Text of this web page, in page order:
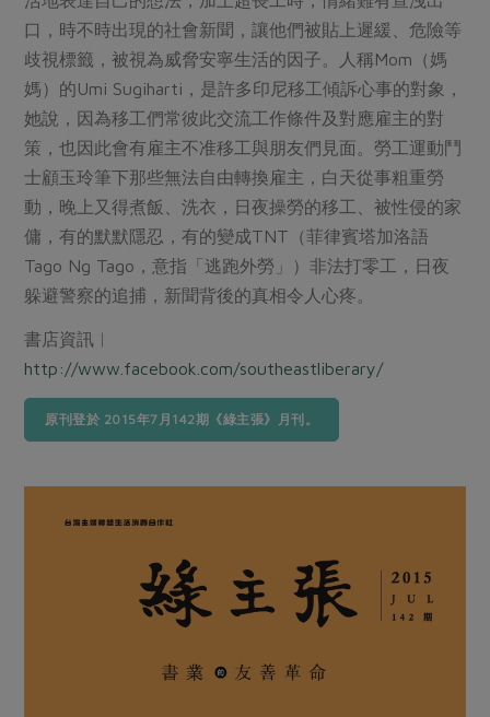
口，時不時出現的社會新聞，讓他們被貼上遲緩、危險等
歧視標籤，被視為威脅安寧生活的因子。人稱Mom（媽
媽）的Umi Sugiharti，是許多印尼移工傾訴心事的對象，
她說，因為移工們常彼此交流工作條件及對應雇主的對
策，也因此會有雇主不准移工與朋友們見面。勞工運動鬥
士顧玉玲筆下那些無法自由轉換雇主，白天從事粗重勞
動，晚上又得煮飯、洗衣，日夜操勞的移工、被性侵的家
傭，有的默默隱忍，有的變成TNT（菲律賓塔加洛語
Tago Ng Tago，意指「逃跑外勞」）非法打零工，日夜
躲避警察的追捕，新聞背後的真相令人心疼。
書店資訊︱
http://www.facebook.com/southeastliberary/
原刊登於 2015年7月142期《綠主張》月刊。